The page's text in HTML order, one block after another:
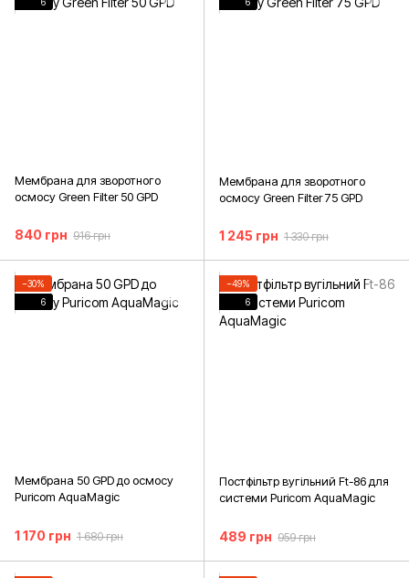
Мембрана для зворотного
осмосу Green Filter 50 GPD
840 грн 916 грн
Мембрана для зворотного
осмосу Green Filter 75 GPD
1 245 грн 1 330 грн
−30%
6
Мембрана 50 GPD до осмосу
Puricom AquaMagic
1 170 грн 1 680 грн
−49%
6
Постфільтр вугільний Ft-86 для
системи Puricom AquaMagic
489 грн 959 грн